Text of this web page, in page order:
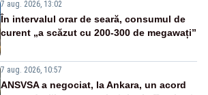
7 aug. 2026, 13:02
În intervalul orar de seară, consumul de
curent „a scăzut cu 200-300 de megawați”
7 aug. 2026, 10:57
ANSVSA a negociat, la Ankara, un acord